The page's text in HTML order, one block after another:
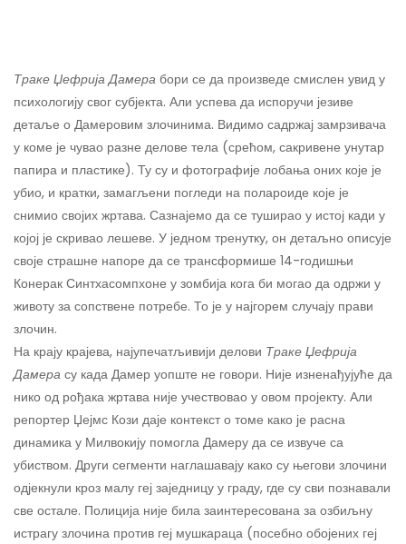
Траке Џефрија Дамера бори се да произведе смислен увид у
психологију свог субјекта. Али успева да испоручи језиве
детаље о Дамеровим злочинима. Видимо садржај замрзивача
у коме је чувао разне делове тела (срећом, сакривене унутар
папира и пластике). Ту су и фотографије лобања оних које је
убио, и кратки, замагљени погледи на полароиде које је
снимио својих жртава. Сазнајемо да се туширао у истој кади у
којој је скривао лешеве. У једном тренутку, он детаљно описује
своје страшне напоре да се трансформише 14-годишњи
Конерак Синтхасомпхоне у зомбија кога би могао да одржи у
животу за сопствене потребе. То је у најгорем случају прави
злочин.
На крају крајева, најупечатљивији делови Траке Џефрија
Дамера су када Дамер уопште не говори. Није изненађујуће да
нико од рођака жртава није учествовао у овом пројекту. Али
репортер Џејмс Кози даје контекст о томе како је расна
динамика у Милвокију помогла Дамеру да се извуче са
убиством. Други сегменти наглашавају како су његови злочини
одјекнули кроз малу геј заједницу у граду, где су сви познавали
све остале. Полиција није била заинтересована за озбиљну
истрагу злочина против геј мушкараца (посебно обојених геј